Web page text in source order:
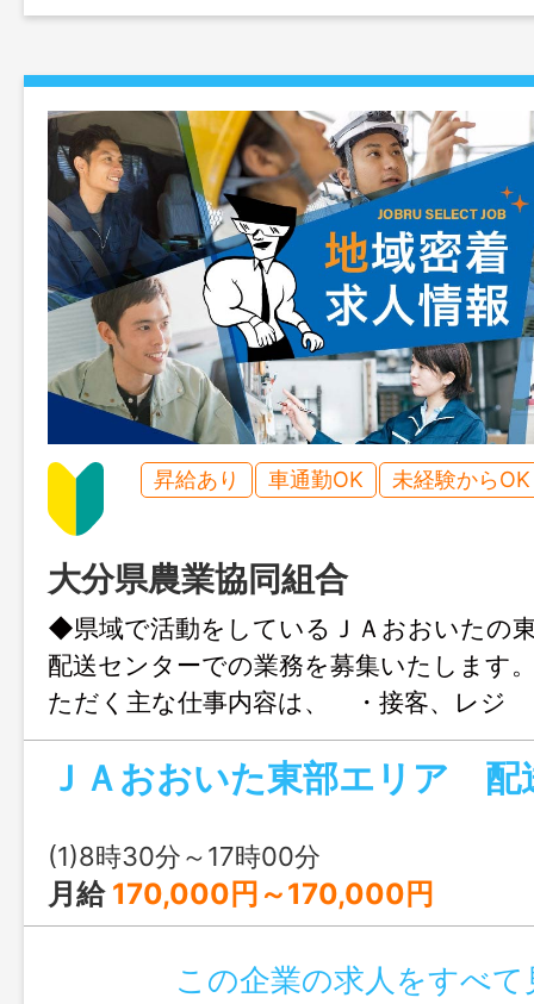
変更範囲：変更なし
昇給あり 車通勤OK 未経験からOK
大分県農業協同組合
◆県域で活動をしているＪＡおおいたの
配送センターでの業務を募集いたしま
ただく主な仕事内容は、 ・接客、レジ
理 ・配達 ・その他事務作業など ※未
にお問い合わせください。 ※必要に応じ
(1)8時30分～17時00分
月給 170,000円～170,000円
この企業の求人をすべて